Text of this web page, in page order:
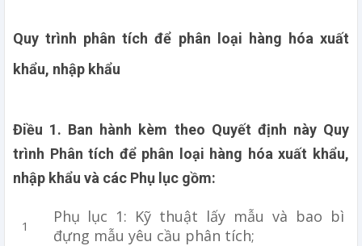
Quy trình phân tích để phân loại hàng hóa xuất
khẩu, nhập khẩu
Điều 1. Ban hành kèm theo Quyết định này Quy
trình Phân tích để phân loại hàng hóa xuất khẩu,
nhập khẩu và các Phụ lục gồm:
Phụ lục 1: Kỹ thuật lấy mẫu và bao bì
đựng mẫu yêu cầu phân tích;